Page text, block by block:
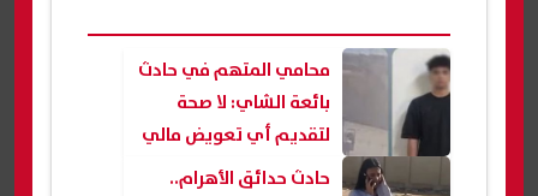
محامي المتهم في حادث
بائعة الشاي: لا صحة
لتقديم أي تعويض مالي
من والد المتهم.. ونحترم
حادث حدائق الأهرام..